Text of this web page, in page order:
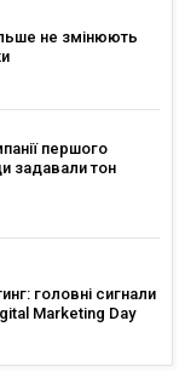
не змінюють
першого
задавали тон
головні сигнали
Marketing Day